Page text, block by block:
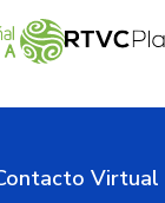
Virtual